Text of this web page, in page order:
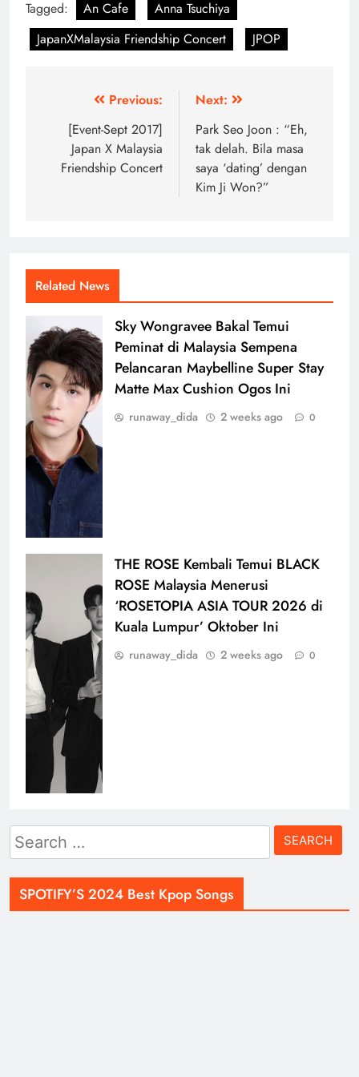
Tagged: An Cafe
Anna Tsuchiya
JapanXMalaysia Friendship Concert
JPOP
navigation
Previous:
[Event-Sept 2017]
Japan X Malaysia
Friendship Concert
Next:
Park Seo Joon : “Eh,
tak delah. Bila masa
saya ‘dating’ dengan
Kim Ji Won?”
Related News
Sky Wongravee Bakal Temui
Peminat di Malaysia Sempena
Pelancaran Maybelline Super Stay
Matte Max Cushion Ogos Ini
runaway_dida 2 weeks ago 0
THE ROSE Kembali Temui BLACK
ROSE Malaysia Menerusi
‘ROSETOPIA ASIA TOUR 2026 di
Kuala Lumpur’ Oktober Ini
runaway_dida 2 weeks ago 0
Search
for:
SPOTIFY’S 2024 Best Kpop Songs